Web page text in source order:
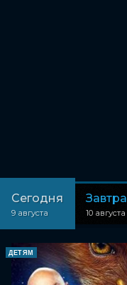
Сегодня
9 августа
Завтра
10 августа
ДЕТЯМ